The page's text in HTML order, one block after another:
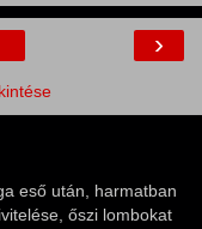
›
eső után, harmatban
őszi lombokat